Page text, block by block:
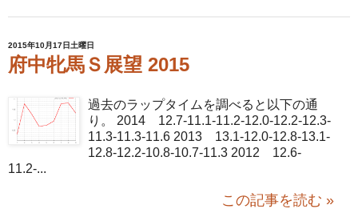
2015年10月17日土曜日
府中牝馬Ｓ展望 2015
過去のラップタイムを調べると以下の通
り。 2014 12.7-11.1-11.2-12.0-12.2-12.3-
11.3-11.3-11.6 2013 13.1-12.0-12.8-13.1-
12.8-12.2-10.8-10.7-11.3 2012 12.6-
11.2-...
この記事を読む »